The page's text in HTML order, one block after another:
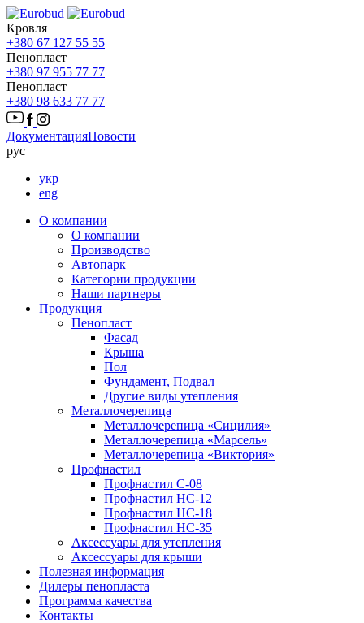
Кровля
+380 67 127 55 55
Пенопласт
+380 97 955 77 77
Пенопласт
+380 98 633 77 77
ДокументацияНовости
рус
укр
eng
О компании
О компании
Производство
Автопарк
Категории продукции
Наши партнеры
Продукция
Пенопласт
Фасад
Крыша
Пол
Фундамент, Подвал
Другие виды утепления
Металлочерепица
Металлочерепица «Сицилия»
Металлочерепица «Марсель»
Металлочерепица «Виктория»
Профнастил
Профнастил С-08
Профнастил НС-12
Профнастил НС-18
Профнастил НС-35
Аксессуары для утепления
Аксессуары для крыши
Полезная информация
Дилеры пенопласта
Программа качества
Контакты